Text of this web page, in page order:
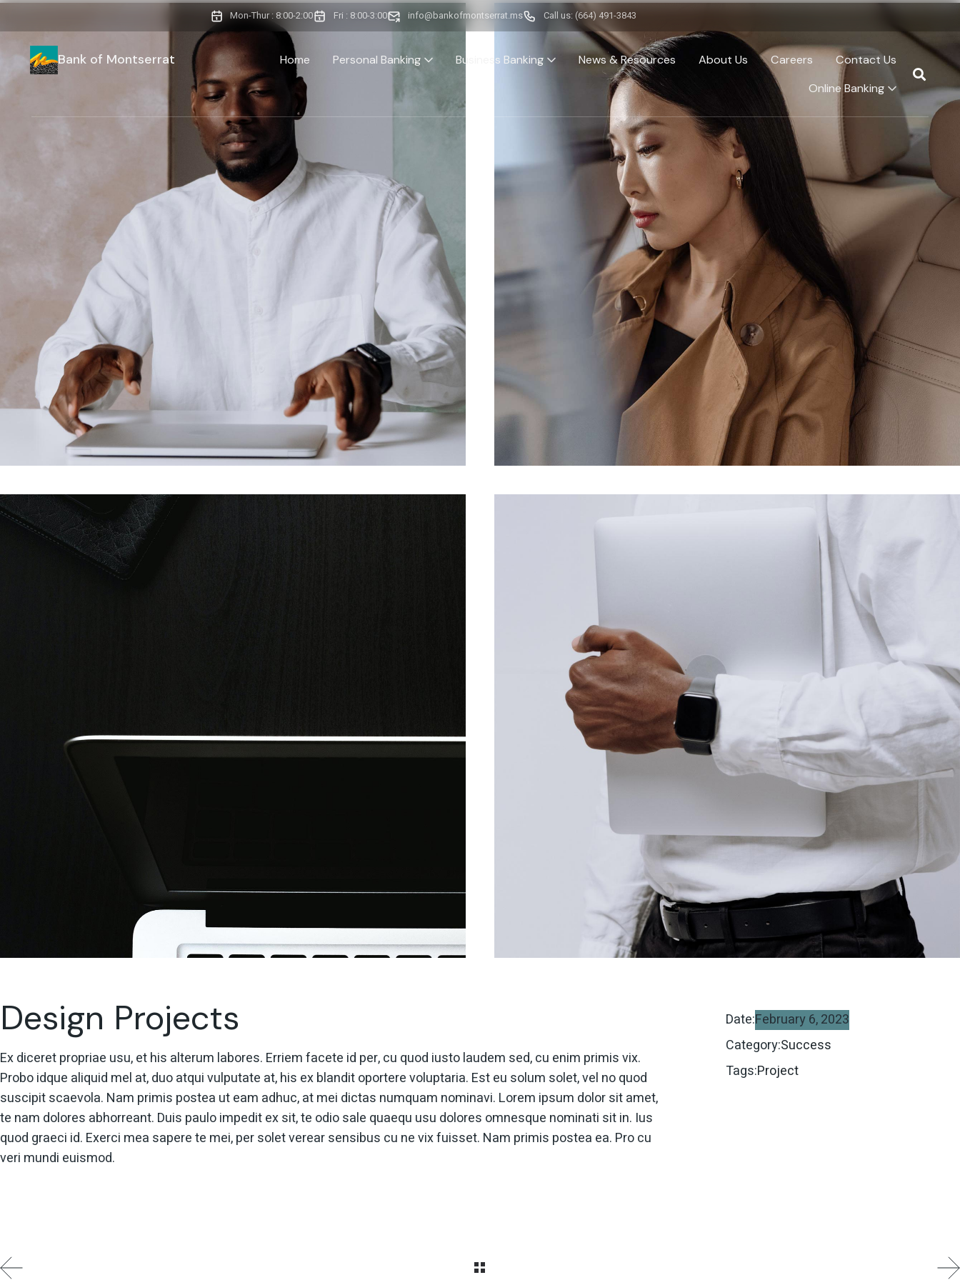
Mon-Thur : 8:00-2:00 Fri : 8:00-3:00 info@bankofmontserrat.ms Call us: (664) 491-3843
Bank of Montserrat Home Personal Banking Business Banking News & Resources About Us Careers
Contact Us
Online Banking
Design Projects
Ex diceret propriae usu, et his alterum labores. Erriem facete id per, cu quod iusto laudem sed, cu enim primis vix.
Probo idque aliquid mel at, duo atqui vulputate at, his ex blandit oportere voluptaria. Est eu solum solet, vel no quod
suscipit scaevola. Nam primis postea ut eam adhuc, at mei dictas numquam nominavi. Lorem ipsum dolor sit amet,
te nam dolores abhorreant. Duis paulo impedit ex sit, te odio sale quaequ usu dolores omnesque nominati sit in. Ius
quod graeci id. Exerci mea sapere te mei, per solet verear sensibus cu ne vix fuisset. Nam primis postea ea. Pro cu
veri mundi euismod.
Date:February 6, 2023
Category:Success
Tags:Project